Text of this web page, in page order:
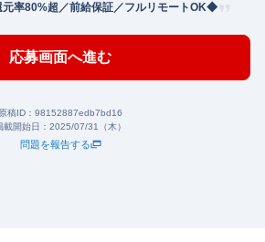
率80%超／前給保証／フルリモートOK◆
応募画面へ進む
原稿ID： 98152887edb7bd16
載開始日： 2025/07/31（木）
問題を報告する